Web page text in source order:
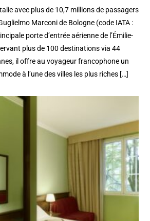
avec plus de 10,7 millions de passagers
Marconi de Bologne (code IATA :
porte d’entrée aérienne de l’Émilie-
plus de 100 destinations via 44
il offre au voyageur francophone un
à l’une des villes les plus riches […]